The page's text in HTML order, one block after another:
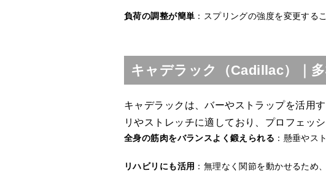
負荷の調整が簡単 ：スプリングの強度を変更する
キャデラック（Cadillac）｜
キャデラックは、バーやストラップを活用
リやストレッチに適しており、プロフェッ
全身の筋肉をバランスよく鍛えられる ：懸垂やス
リハビリにも活用 ：無理なく関節を動かせるため